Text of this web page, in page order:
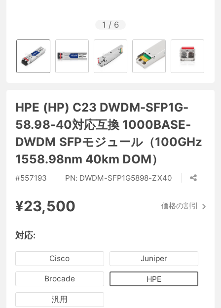
1 / 6
HPE (HP) C23 DWDM-SFP1G-
58.98-40対応互換 1000BASE-
DWDM SFPモジュール（100GHz
1558.98nm 40km DOM）
#557193 PN: DWDM-SFP1G5898-ZX40
¥23,500 価格の割引
対応:
Cisco Juniper
Brocade HPE
汎用